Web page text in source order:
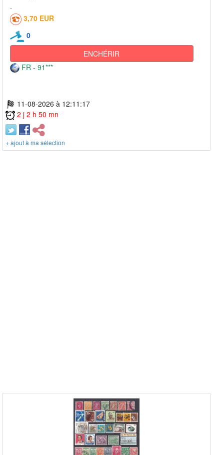
3,70 EUR
0
ENCHÉRIR
FR - 91***
11-08-2026 à 12:11:17
2 j 2 h 50 mn
+ ajout à ma sélection